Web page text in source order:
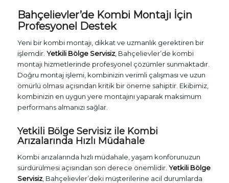
Bahçelievler’de Kombi Montajı İçin
Profesyonel Destek
Yeni bir kombi montajı, dikkat ve uzmanlık gerektiren bir
işlemdir. Yetkili Bölge Servisiz, Bahçelievler’de kombi
montajı hizmetlerinde profesyonel çözümler sunmaktadır.
Doğru montaj işlemi, kombinizin verimli çalışması ve uzun
ömürlü olması açısından kritik bir öneme sahiptir. Ekibimiz,
kombinizin en uygun yere montajını yaparak maksimum
performans almanızı sağlar.
Yetkili Bölge Servisiz ile Kombi
Arızalarında Hızlı Müdahale
Kombi arızalarında hızlı müdahale, yaşam konforunuzun
sürdürülmesi açısından son derece önemlidir. Yetkili Bölge
Servisiz, Bahçelievler’deki müşterilerine acil durumlarda